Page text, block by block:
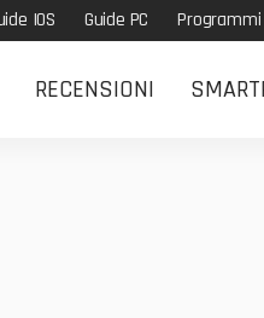
IOS Guide PC Programmi
RECENSIONI